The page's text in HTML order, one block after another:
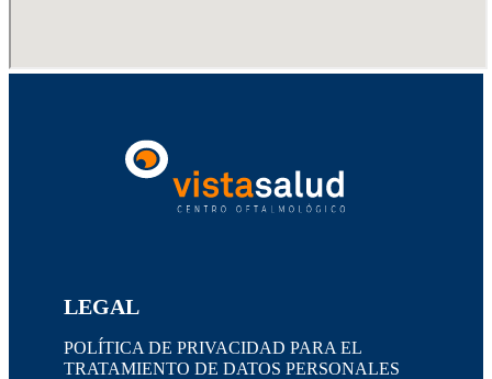
LEGAL
POLÍTICA DE PRIVACIDAD PARA EL
TRATAMIENTO DE DATOS PERSONALES